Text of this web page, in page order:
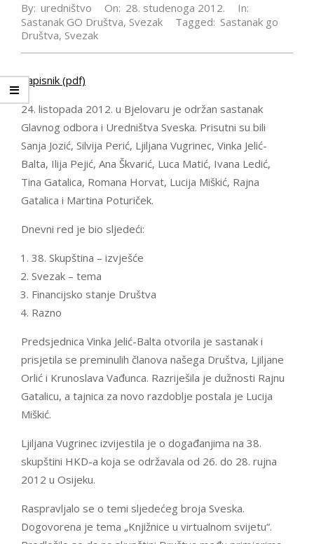
By: uredništvo On: 28. studenoga 2012.
In:
Sastanak GO Društva, Svezak Tagged: Sastanak go
Društva, Svezak
Zapisnik (pdf)
24. listopada 2012. u Bjelovaru je održan sastanak
Glavnog odbora i Uredništva Sveska. Prisutni su bili
Sanja Jozić, Silvija Perić, Ljiljana Vugrinec, Vinka Jelić-
Balta, Ilija Pejić, Ana Škvarić, Luca Matić, Ivana Ledić,
Tina Gatalica, Romana Horvat, Lucija Miškić, Rajna
Gatalica i Martina Poturiček.
Dnevni red je bio sljedeći:
38. Skupština – izvješće
Svezak – tema
Financijsko stanje Društva
Razno
Predsjednica Vinka Jelić-Balta otvorila je sastanak i
prisjetila se preminulih članova našega Društva, Ljiljane
Orlić i Krunoslava Vađunca. Razriješila je dužnosti Rajnu
Gatalicu, a tajnica za novo razdoblje postala je Lucija
Miškić.
Ljiljana Vugrinec izvijestila je o događanjima na 38.
skupštini HKD-a koja se održavala od 26. do 28. rujna
2012 u Osijeku.
Raspravljalo se o temi sljedećeg broja Sveska.
Dogovorena je tema „Knjižnice u virtualnom svijetu“.